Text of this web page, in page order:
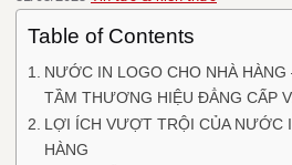
Table of Contents
NƯỚC IN LOGO CHO NHÀ HÀNG
TẦM THƯƠNG HIỆU ĐẲNG CẤP
LỢI ÍCH VƯỢT TRỘI CỦA NƯỚC
HÀNG